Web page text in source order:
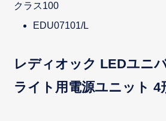
クラス100
EDU07101/L
レディオック LEDユニ
ライト用電源ユニット 4